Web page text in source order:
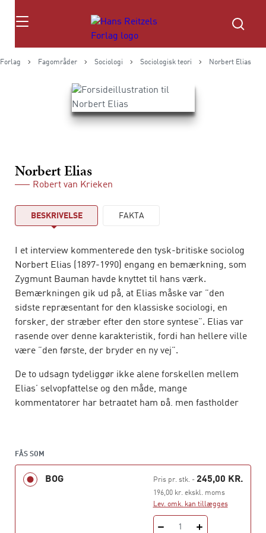
Søg
Fagområder Sociologi Sociologisk teori Norbert Elias
Norbert Elias
Robert van Krieken
BESKRIVELSE FAKTA
I et interview kommenterede den tysk-britiske sociolog
Norbert Elias (1897-1990) engang en bemærkning, som
Zygmunt Bauman havde knyttet til hans værk.
Bemærkningen gik ud på, at Elias måske var ”den
sidste repræsentant for den klassiske sociologi, en
forsker, der stræber efter den store syntese”. Elias var
rasende over denne karakteristik, fordi han hellere ville
være ”den første, der bryder en ny vej”.
De to udsagn tydeliggør ikke alene forskellen mellem
Elias’ selvopfattelse og den måde, mange
kommentatorer har betragtet ham på, men fastholder
en yderst selvstændig og intellektuel stringent
anvendelse af denne syntese i forhold til et bredt
Det er med andre ord i spændingsfeltet mellem tradition
FÅS SOM
BOG Pris pr. stk.- 245,00 KR.
196,00 kr. ekskl. moms
Lev. omk. kan tillægges
1